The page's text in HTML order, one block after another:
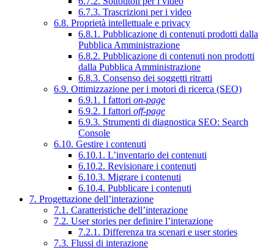
6.7.3. Trascrizioni per i video
6.8. Proprietà intellettuale e privacy
6.8.1. Pubblicazione di contenuti prodotti dalla
Pubblica Amministrazione
6.8.2. Pubblicazione di contenuti non prodotti
dalla Pubblica Amministrazione
6.8.3. Consenso dei soggetti ritratti
6.9. Ottimizzazione per i motori di ricerca (SEO)
6.9.1. I fattori on-page
6.9.2. I fattori off-page
6.9.3. Strumenti di diagnostica SEO: Search
Console
6.10. Gestire i contenuti
6.10.1. L’inventario dei contenuti
6.10.2. Revisionare i contenuti
6.10.3. Migrare i contenuti
6.10.4. Pubblicare i contenuti
7. Progettazione dell’interazione
7.1. Caratteristiche dell’interazione
7.2. User stories per definire l’interazione
7.2.1. Differenza tra scenari e user stories
7.3. Flussi di interazione